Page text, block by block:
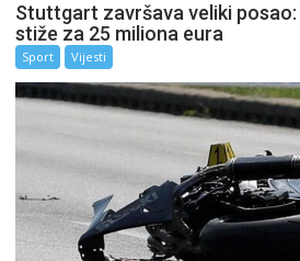
Stuttgart završava veliki posao:
stiže za 25 miliona eura
Sport Vijesti